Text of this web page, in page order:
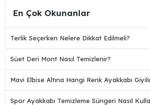
En Çok Okunanlar
Terlik Seçerken Nelere Dikkat Edilmeli?
Süet Deri Mont Nasıl Temizlenir?
Mavi Elbise Altına Hangi Renk Ayakkabı
Spor Ayakkabı Temizleme Süngeri Nasıl